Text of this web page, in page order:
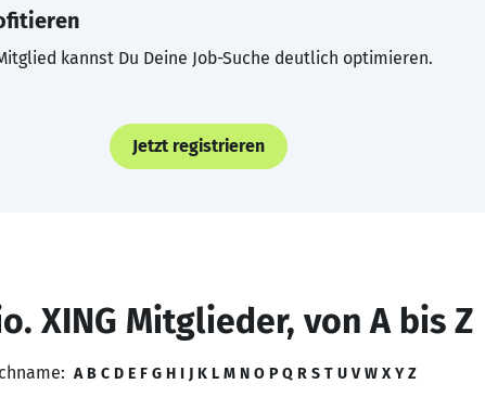
kannst Du Deine Job-Suche deutlich optimieren.
Jetzt registrieren
XING Mitglieder, von A bis Z
A B C D E F G H I J K L M N O P Q R S T U V W X Y Z